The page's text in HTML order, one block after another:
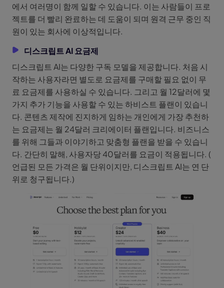
에서 여러명이 함께 일할 수 있습니다. 이는 사람들이 프로
젝트를 더 빨리 완료하는 데 도움이 되며 원격 근무 중인 직
원이 있는 회사에 이상적입니다.
디스크립트 AI 요금제
디스크립트 AI는 다양한 구독 모델을 제공합니다. 처음 시
작하는 사용자라면 별도로 요금제를 구매할 필요 없이 무
료 요금제를 사용하실 수 있습니다. 그리고 월 12달러에 몇
가지 추가 기능을 사용할 수 있는 하비스트 플랜이 있습니
다. 콘텐츠 제작에 진지하게 임하는 개인에게 가장 추천하
는 요금제는 월 24달러 크리에이터 플랜입니다. 비즈니스
를 위해 그들과 이야기하고 맞춤형 플랜을 받을 수 있습니
다. 간단히 말해, 사용자당 40달러를 요금이 적용됩니다. (
언급된 모든 가격은 월 단위이지만, 디스크립트 AI는 연 단
위로 청구됩니다.)